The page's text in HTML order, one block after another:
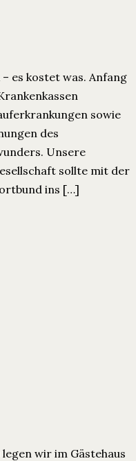
es kostet was. Anfang
sowie
des
Unsere
sollte mit der
ins […]
wir im Gästehaus